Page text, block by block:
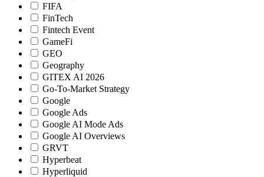
FIFA
FinTech
Fintech Event
GameFi
GEO
Geography
GITEX AI 2026
Go-To-Market Strategy
Google
Google Ads
Google AI Mode Ads
Google AI Overviews
GRVT
Hyperbeat
Hyperliquid